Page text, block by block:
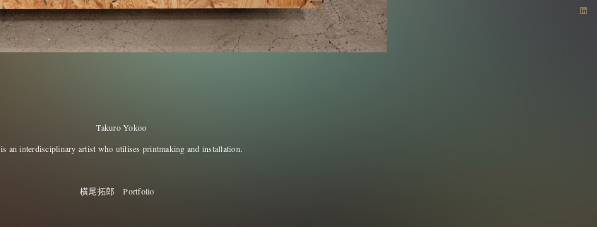
Takuro Yokoo
is an interdisciplinary artist who utilises printmaking and installation.
横尾拓郎 Portfolio